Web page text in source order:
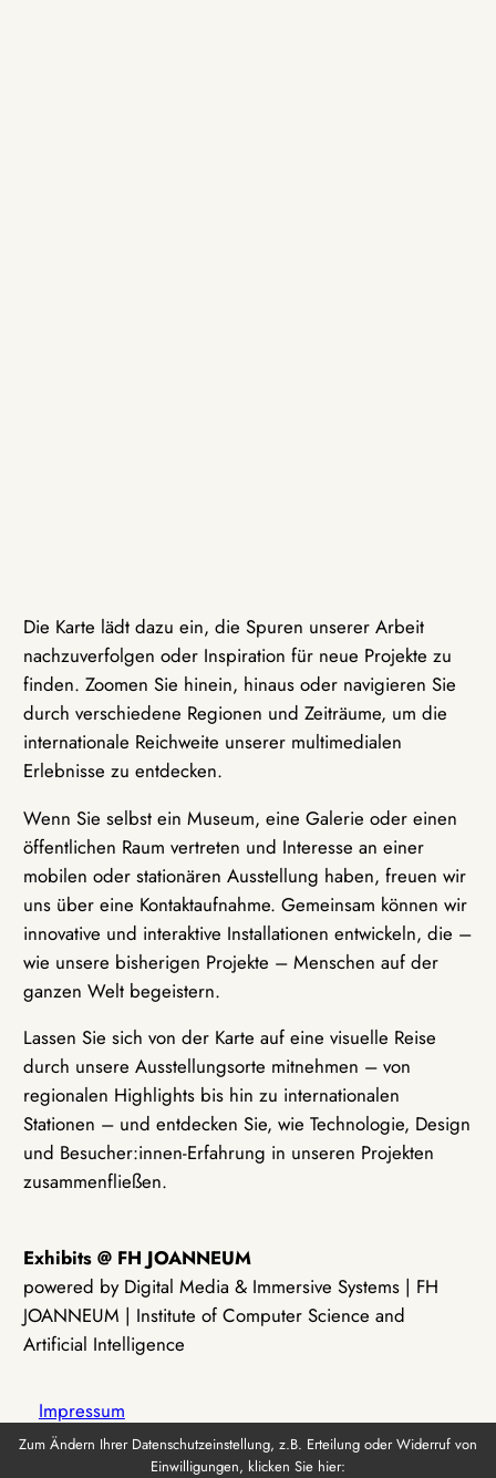
Die Karte lädt dazu ein, die Spuren unserer Arbeit
nachzuverfolgen oder Inspiration für neue Projekte zu
finden. Zoomen Sie hinein, hinaus oder navigieren Sie
durch verschiedene Regionen und Zeiträume, um die
internationale Reichweite unserer multimedialen
Erlebnisse zu entdecken.
Wenn Sie selbst ein Museum, eine Galerie oder einen
öffentlichen Raum vertreten und Interesse an einer
mobilen oder stationären Ausstellung haben, freuen wir
uns über eine Kontaktaufnahme. Gemeinsam können wir
innovative und interaktive Installationen entwickeln, die –
wie unsere bisherigen Projekte – Menschen auf der
ganzen Welt begeistern.
Lassen Sie sich von der Karte auf eine visuelle Reise
durch unsere Ausstellungsorte mitnehmen – von
regionalen Highlights bis hin zu internationalen
Stationen – und entdecken Sie, wie Technologie, Design
und Besucher:innen-Erfahrung in unseren Projekten
zusammenfließen.
Exhibits @ FH JOANNEUM
powered by Digital Media & Immersive Systems | FH
JOANNEUM | Institute of Computer Science and
Artificial Intelligence
Impressum
Zum Ändern Ihrer Datenschutzeinstellung, z.B. Erteilung oder Widerruf von
Einwilligungen, klicken Sie hier: